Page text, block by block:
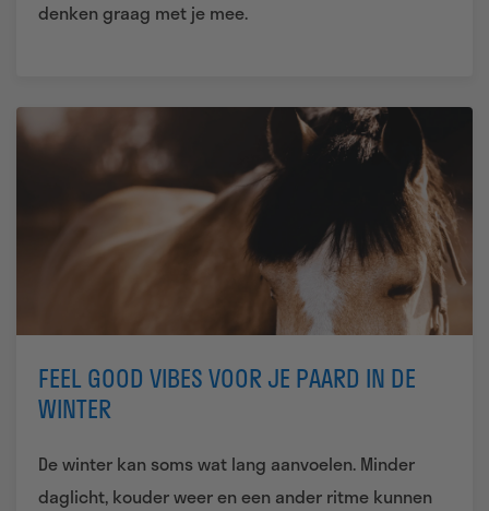
denken graag met je mee.
FEEL GOOD VIBES VOOR JE PAARD IN DE
WINTER
De winter kan soms wat lang aanvoelen. Minder
daglicht, kouder weer en een ander ritme kunnen